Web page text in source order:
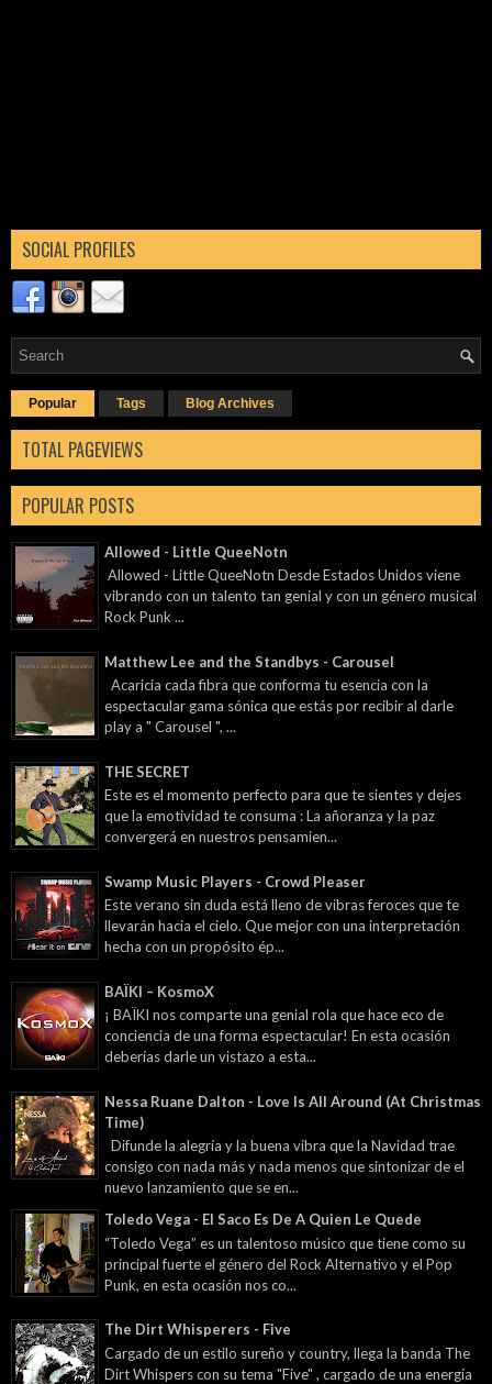
SOCIAL PROFILES
Popular Tags Blog Archives
TOTAL PAGEVIEWS
POPULAR POSTS
Allowed - Little QueeNotn
Allowed - Little QueeNotn Desde Estados Unidos viene
vibrando con un talento tan genial y con un género musical
Rock Punk ...
Matthew Lee and the Standbys - Carousel
Acaricia cada fibra que conforma tu esencia con la
espectacular gama sónica que estás por recibir al darle
play a " Carousel ", ...
THE SECRET
Este es el momento perfecto para que te sientes y dejes
que la emotividad te consuma : La añoranza y la paz
convergerá en nuestros pensamien...
Swamp Music Players - Crowd Pleaser
Este verano sin duda está lleno de vibras feroces que te
llevarán hacia el cielo. Que mejor con una interpretación
hecha con un propósito ép...
BAÏKI – KosmoX
¡ BAÏKI nos comparte una genial rola que hace eco de
conciencia de una forma espectacular! En esta ocasión
deberías darle un vistazo a esta...
Nessa Ruane Dalton - Love Is All Around (At Christmas
Time)
Difunde la alegría y la buena vibra que la Navidad trae
consigo con nada más y nada menos que sintonizar de el
nuevo lanzamiento que se en...
Toledo Vega - El Saco Es De A Quien Le Quede
“Toledo Vega” es un talentoso músico que tiene como su
principal fuerte el género del Rock Alternativo y el Pop
Punk, en esta ocasión nos co...
The Dirt Whisperers - Five
Cargado de un estilo sureño y country, llega la banda The
Dirt Whispers con su tema "Five" , cargado de una energía